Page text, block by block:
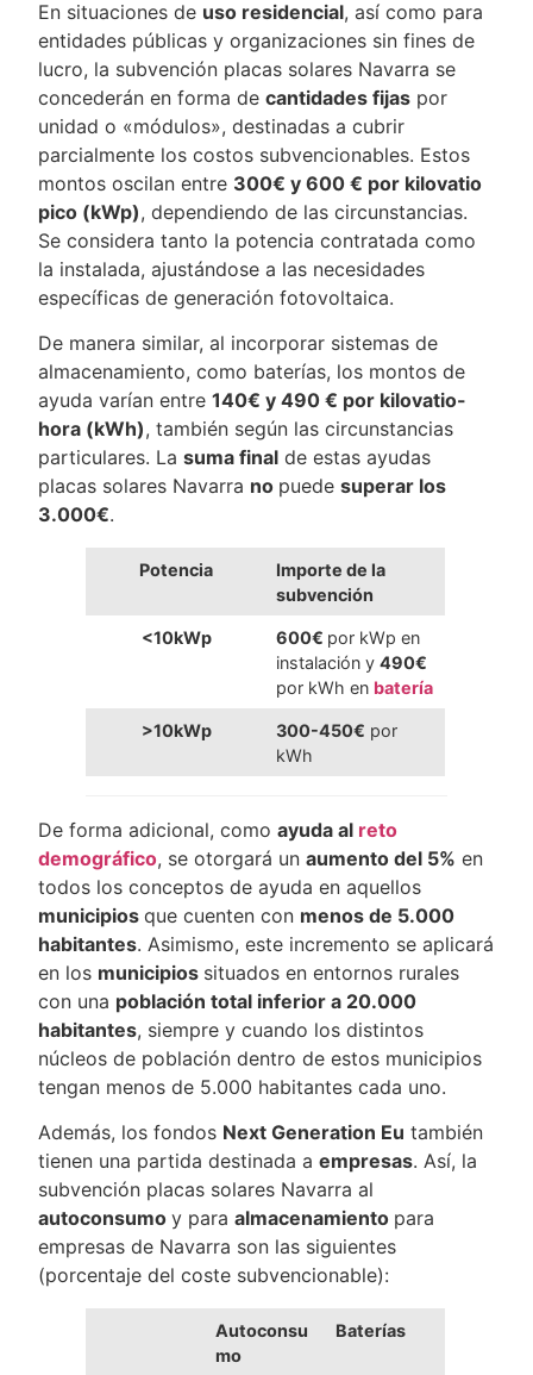
En situaciones de uso residencial, así como para
entidades públicas y organizaciones sin fines de
lucro, la subvención placas solares Navarra se
concederán en forma decantidades fijas por
unidad o «módulos», destinadas a cubrir
parcialmente los costos subvencionables. Estos
montos oscilan entre 300€ y 600 € por kilovatio
pico (kWp), dependiendo de las circunstancias.
Se considera tanto la potencia contratada como
la instalada, ajustándose a las necesidades
específicas de generación fotovoltaica.
De manera similar, al incorporar sistemas de
almacenamiento, como baterías, los montos de
ayuda varían entre140€ y 490 € por kilovatio-
hora (kWh), también según las circunstancias
particulares. Lasuma final de estas ayudas
placas solares Navarra no puedesuperar los
3.000€.
Potencia
Importe de la
subvención
<10kWp 600€ por kWp en
instalación y 490€
por kWh en batería
>10kWp 300-450€ por
kWh
De forma adicional, comoayuda al reto
demográfico, se otorgará unaumento del 5% en
todos los conceptos de ayuda en aquellos
municipiosque cuenten con menos de 5.000
habitantes. Asimismo, este incremento se aplicará
en los municipios situados en entornos rurales
con una población total inferior a 20.000
habitantes, siempre y cuando los distintos
núcleos de población dentro de estos municipios
tengan menos de 5.000 habitantes cada uno.
Además, los fondos Next Generation Eu también
tienen una partida destinada aempresas. Así, la
subvención placas solares Navarra al
autoconsumoy paraalmacenamiento para
empresas de Navarra son las siguientes
(porcentaje del coste subvencionable):
Autoconsu
mo
Baterías